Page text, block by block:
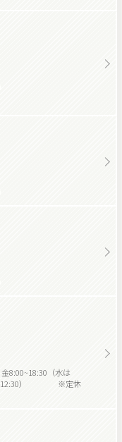
8:00~18:30（水は
～12:30） ※定休